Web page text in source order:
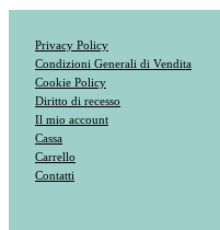
Privacy Policy
Condizioni Generali di Vendita
Cookie Policy
Diritto di recesso
Il mio account
Cassa
Carrello
Contatti